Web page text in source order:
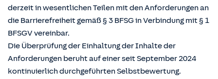
derzeit in wesentlichen Teilen mit den Anforderungen an
die Barrierefreiheit gemäß § 3 BFSG in Verbindung mit § 1
BFSGV vereinbar.
Die Überprüfung der Einhaltung der Inhalte der
Anforderungen beruht auf einer seit September 2024
kontinuierlich durchgeführten Selbstbewertung.